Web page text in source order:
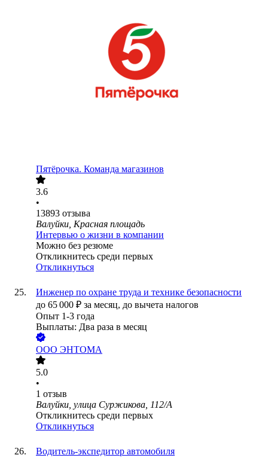
Пятёрочка. Команда магазинов
3.6
•
13893 отзыва
Валуйки, Красная площадь
Интервью о жизни в компании
Можно без резюме
Откликнитесь среди первых
Откликнуться
Инженер по охране труда и технике безопасности
до 65 000 ₽ за месяц, до вычета налогов
Опыт 1-3 года
Выплаты: Два раза в месяц
ООО ЭНТОМА
5.0
•
1 отзыв
Валуйки, улица Суржикова, 112/А
Откликнитесь среди первых
Откликнуться
Водитель-экспедитор автомобиля